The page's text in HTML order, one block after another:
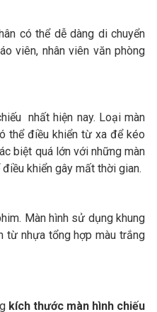
có thể dễ dàng di chuyển
viên, nhân viên văn phòng
nhất hiện nay. Loại màn
thể điều khiển từ xa để kéo
biệt quá lớn với những màn
khiển gây mất thời gian.
Màn hình sử dụng khung
từ nhựa tổng hợp màu trắng
kích thước màn hình chiếu